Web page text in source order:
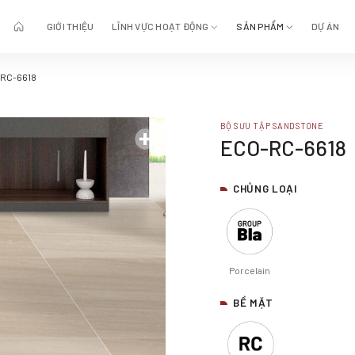
GIỚI THIỆU LĨNH VỰC HOẠT ĐỘNG SẢN PHẨM DỰ ÁN
6618
BỘ SƯU TẬP SANDSTONE
ECO-RC-6618
CHỦNG LOẠI
Porcelain
BỀ MẶT